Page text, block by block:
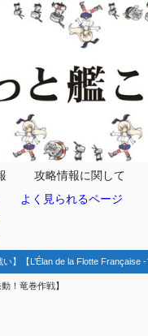
攻略情報に関して
よく見られるページ
】【L’Élan de la Flotte Française
！竜巻作戦】